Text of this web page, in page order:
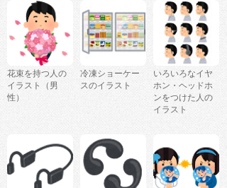
花束を持つ人の
イラスト（男
性）
冷凍ショーケー
スのイラスト
いろいろなイヤ
ホン・ヘッドホ
ンをつけた人の
イラスト